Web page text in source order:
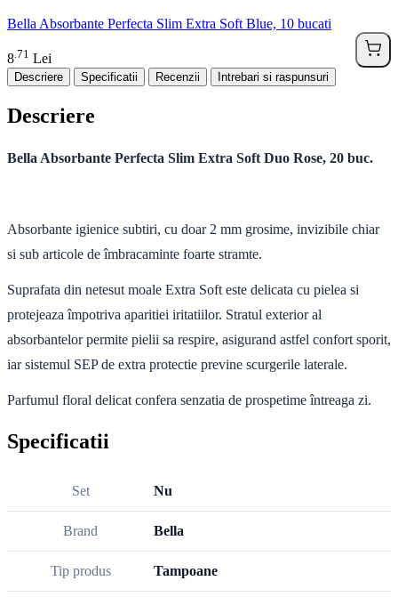
Bella Absorbante Perfecta Slim Extra Soft Blue, 10 bucati
8 71 Lei
Descriere Specificatii Recenzii Intrebari si raspunsuri
Descriere
Bella Absorbante Perfecta Slim Extra Soft Duo Rose, 20 buc.
Absorbante igienice subtiri, cu doar 2 mm grosime, invizibile chiar
si sub articole de îmbracaminte foarte stramte.
Suprafata din netesut moale Extra Soft este delicata cu pielea si
protejeaza împotriva aparitiei iritatiilor. Stratul exterior al
absorbantelor permite pielii sa respire, asigurand astfel confort sporit,
iar sistemul SEP de extra protectie previne scurgerile laterale.
Parfumul floral delicat confera senzatia de prospetime întreaga zi.
Specificatii
Set Nu
Brand Bella
Tip produs Tampoane